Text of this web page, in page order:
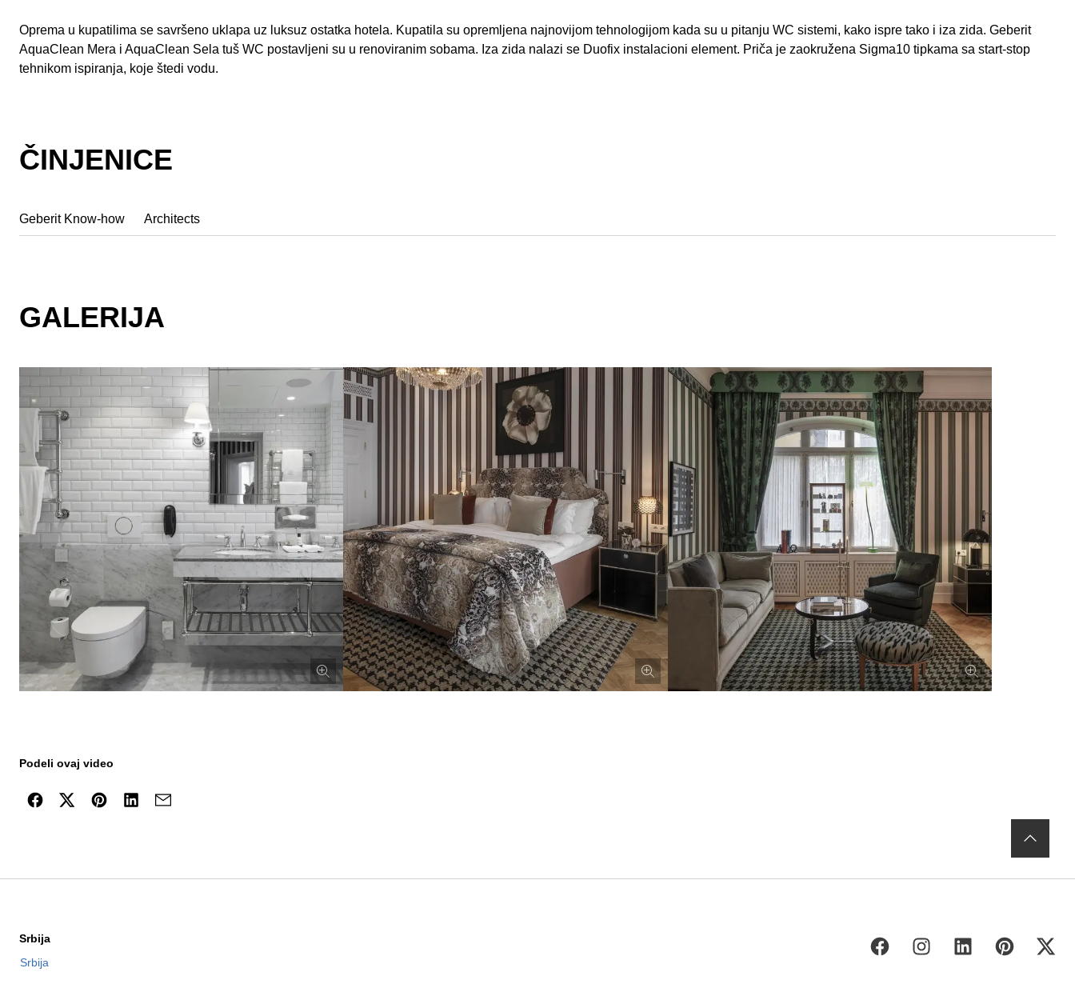
Oprema u kupatilima se savršeno uklapa uz luksuz ostatka hotela. Kupatila su opremljena najnovijom tehnologijom kada su u pitanju WC sistemi, kako ispre tako i iza zida. Geberit
AquaClean Mera i AquaClean Sela tuš WC postavljeni su u renoviranim sobama. Iza zida nalazi se Duofix instalacioni element. Priča je zaokružena Sigma10 tipkama sa start-stop
tehnikom ispiranja, koje štedi vodu.
ČINJENICE
Geberit Know-how Architects
GALERIJA
Podeli ovaj video
Srbija
Srbija